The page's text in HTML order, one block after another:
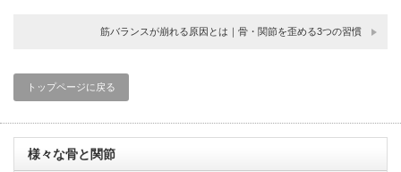
筋バランスが崩れる原因とは｜骨・関節を歪める3つの習慣
トップページに戻る
様々な骨と関節